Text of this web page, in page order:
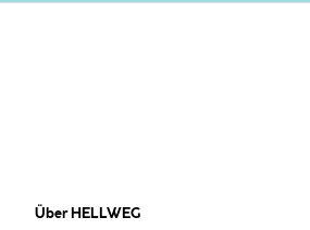
Über HELLWEG